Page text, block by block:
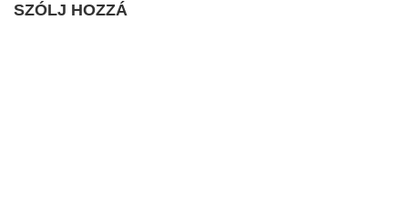
SZÓLJ HOZZÁ